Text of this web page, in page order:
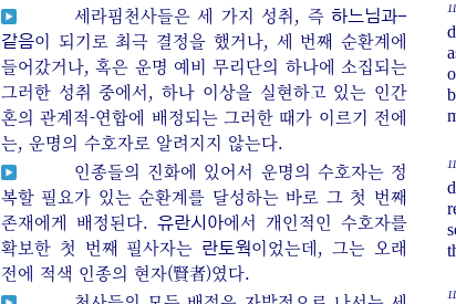
세라핌천사들은 세 가지 성취, 즉 하느님과-
같음이 되기로 최극 결정을 했거나, 세 번째 순환계에
들어갔거나, 혹은 운명 예비 무리단의 하나에 소집되는
그러한 성취 중에서, 하나 이상을 실현하고 있는 인간
혼의 관계적-연합에 배정되는 그러한 때가 이르기 전에
는, 운명의 수호자로 알려지지 않는다.
인종들의 진화에 있어서 운명의 수호자는 정
복할 필요가 있는 순환계를 달성하는 바로 그 첫 번째
존재에게 배정된다. 유란시아에서 개인적인 수호자를
확보한 첫 번째 필사자는 란토웍이었는데, 그는 오래
전에 적색 인종의 현자(賢者)였다.